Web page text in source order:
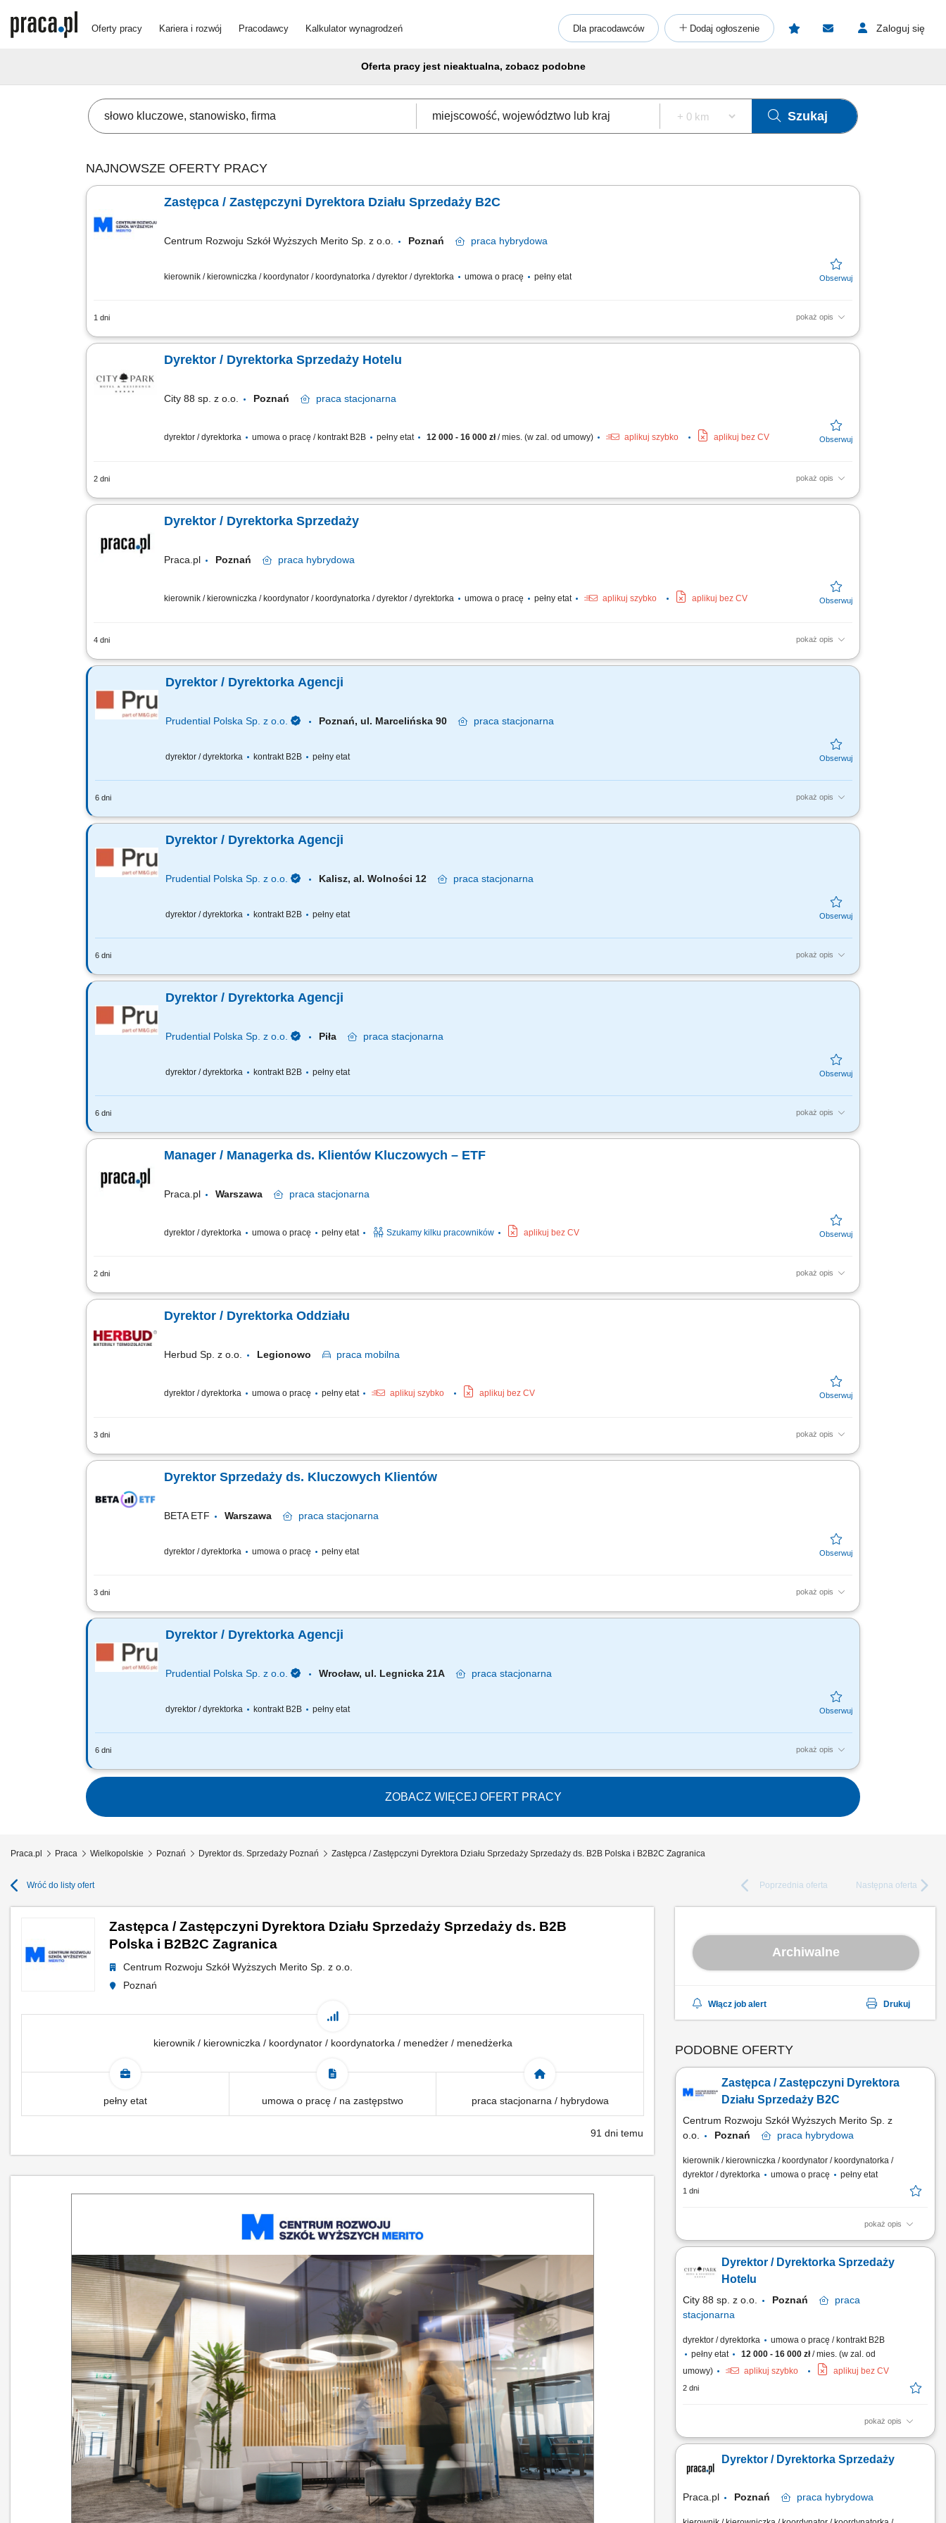
Oferty pracy Kariera i rozwój Pracodawcy Kalkulator wynagrodzeń Dla pracodawców Dodaj ogłoszenie Zaloguj się
Oferta pracy jest nieaktualna, zobacz podobne
Szukaj
NAJNOWSZE OFERTY PRACY
Zastępca / Zastępczyni Dyrektora Działu Sprzedaży B2C
Centrum Rozwoju Szkół Wyższych Merito Sp. z o.o. Poznań praca hybrydowa
kierownik / kierowniczka / koordynator / koordynatorka / dyrektor / dyrektorka umowa o pracę pełny etat
1 dni pokaż opis
Zakres obowiązków: Współtworzenie i realizacja strategii sprzedaży B2C, w tym wyznaczanie kierunków działań, priorytetów sprzedażowych oraz inicjatyw
Dyrektor / Dyrektorka Sprzedaży Hotelu
City 88 sp. z o.o. Poznań praca stacjonarna
dyrektor / dyrektorka umowa o pracę / kontrakt B2B pełny etat 12 000 - 16 000 zł/ mies. (w zal. od umowy) aplikuj szybko aplikuj bez CV
2 dni pokaż opis
Odpowiedzialność za realizację strategii sprzedażowej hotelu oraz osiąganie założonych celów przychodowych w obszarze pokoi, konferencji, eventów, gastronomii i
Dyrektor / Dyrektorka Sprzedaży
Praca.pl Poznań praca hybrydowa
kierownik / kierowniczka / koordynator / koordynatorka / dyrektor / dyrektorka umowa o pracę pełny etat aplikuj szybko aplikuj bez CV
4 dni pokaż opis
Zakres obowiązków: Tworzenie i realizacja strategii sprzedaży B2C, wyznaczanie priorytetów oraz polityk cenowo-promocyjnych; Odpowiedzialność za realizację celów
Dyrektor / Dyrektorka Agencji
Prudential Polska Sp. z o.o. Poznań, ul. Marcelińska 90 praca stacjonarna
dyrektor / dyrektorka kontrakt B2B pełny etat
6 dni pokaż opis
Za co będziesz odpowiadać: własny biznes przychodowy i zarządzanie zespołem sprzedaży, rekrutację i wdrożenie nowych Konsultantów ds. Planowania
Dyrektor / Dyrektorka Agencji
Prudential Polska Sp. z o.o. Kalisz, al. Wolności 12 praca stacjonarna
dyrektor / dyrektorka kontrakt B2B pełny etat
6 dni pokaż opis
Za co będziesz odpowiadać: własny biznes przychodowy i zarządzanie zespołem sprzedaży, rekrutację i wdrożenie nowych Konsultantów ds. Planowania
Dyrektor / Dyrektorka Agencji
Prudential Polska Sp. z o.o. Piła praca stacjonarna
dyrektor / dyrektorka kontrakt B2B pełny etat
6 dni pokaż opis
Za co będziesz odpowiadać: własny biznes przychodowy i zarządzanie zespołem sprzedaży, rekrutację i wdrożenie nowych Konsultantów ds. Planowania
Manager / Managerka ds. Klientów Kluczowych – ETF
Praca.pl Warszawa praca stacjonarna
dyrektor / dyrektorka umowa o pracę pełny etat Szukamy kilku pracowników aplikuj bez CV
2 dni pokaż opis
Opis stanowiska Odpowiedzialność za rozwój biznesu w obszarze produktów ETF. Nawiązywanie i utrzymywanie relacji z inwestorami instytucjonalnymi oraz
Dyrektor / Dyrektorka Oddziału
Herbud Sp. z o.o. Legionowo praca mobilna
dyrektor / dyrektorka umowa o pracę pełny etat aplikuj szybko aplikuj bez CV
3 dni pokaż opis
Opis stanowiska Kompleksowe zarządzanie codzienną pracą oraz strukturą operacyjną podległego oddziału handlowo-logistycznego. Koordynowanie działań zespołu
Dyrektor Sprzedaży ds. Kluczowych Klientów
BETA ETF Warszawa praca stacjonarna
dyrektor / dyrektorka umowa o pracę pełny etat
3 dni pokaż opis
Twoja misja, czyli czym będziesz się zajmować: Partnerstwo na lata: Budowanie i pielęgnowanie relacji z naszymi kluczowymi klientami. Utrzymujemy najwyższe
Dyrektor / Dyrektorka Agencji
Prudential Polska Sp. z o.o. Wrocław, ul. Legnicka 21A praca stacjonarna
dyrektor / dyrektorka kontrakt B2B pełny etat
6 dni pokaż opis
Za co będziesz odpowiadać: własny biznes przychodowy i zarządzanie zespołem sprzedaży, rekrutację i wdrożenie nowych Konsultantów ds. Planowania
ZOBACZ WIĘCEJ OFERT PRACY
Praca.pl Praca Wielkopolskie Poznań Dyrektor ds. Sprzedaży Poznań Zastępca / Zastępczyni Dyrektora Działu Sprzedaży Sprzedaży ds. B2B Polska i B2B2C Zagranica
Wróć do listy ofert Poprzednia oferta Następna oferta
Zastępca / Zastępczyni Dyrektora Działu Sprzedaży Sprzedaży ds. B2B
Polska i B2B2C Zagranica
Centrum Rozwoju Szkół Wyższych Merito Sp. z o.o.
Poznań
kierownik / kierowniczka / koordynator / koordynatorka / menedżer / menedżerka
pełny etat umowa o pracę / na zastępstwo praca stacjonarna / hybrydowa
91 dni temu
Archiwalne
Włącz job alert Drukuj
PODOBNE OFERTY
Zastępca / Zastępczyni Dyrektora
Działu Sprzedaży B2C
Centrum Rozwoju Szkół Wyższych Merito Sp. z
o.o.
Poznań praca hybrydowa
kierownik / kierowniczka / koordynator / koordynatorka /
dyrektor / dyrektorka
umowa o pracę pełny etat
1 dni
pokaż opis
Zakres obowiązków: Współtworzenie i realizacja strategii
priorytetów sprzedażowych oraz inicjatyw wspierających
rozwój sprzedaży. Tworzenie polityk sprzedażowych i
za...
Dyrektor / Dyrektorka Sprzedaży
Hotelu
City 88 sp. z o.o. Poznań
praca
stacjonarna
dyrektor / dyrektorka
umowa o pracę / kontrakt B2B
pełny etat
12 000 - 16 000 zł/ mies. (w zal. od
umowy)
aplikuj szybko aplikuj bez CV
2 dni
pokaż opis
Odpowiedzialność za realizację strategii sprzedażowej hotelu
pokoi, konferencji, eventów, gastronomii i usług dodatkowych;
Aktywne pozyskiwanie nowych klientów w segmentach
Dyrektor / Dyrektorka Sprzedaży
Praca.pl Poznań praca hybrydowa